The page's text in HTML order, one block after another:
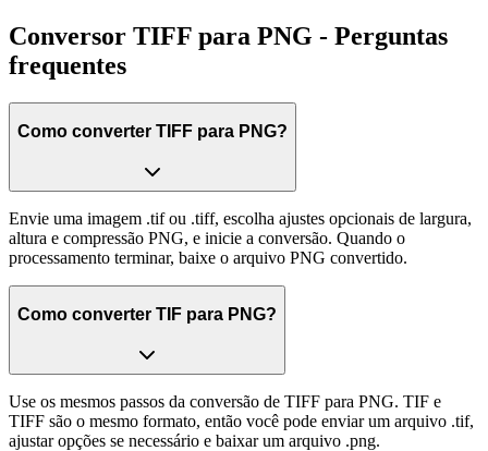
Conversor TIFF para PNG - Perguntas
frequentes
Como converter TIFF para PNG?
Envie uma imagem .tif ou .tiff, escolha ajustes opcionais de largura,
altura e compressão PNG, e inicie a conversão. Quando o
processamento terminar, baixe o arquivo PNG convertido.
Como converter TIF para PNG?
Use os mesmos passos da conversão de TIFF para PNG. TIF e
TIFF são o mesmo formato, então você pode enviar um arquivo .tif,
ajustar opções se necessário e baixar um arquivo .png.